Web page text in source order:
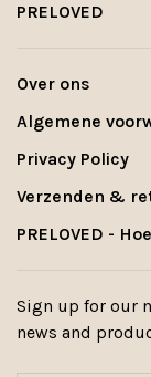
PRELOVED
Over ons
Algemene
Privacy Policy
Verzenden &
PRELOVED -
Sign up for our
news and